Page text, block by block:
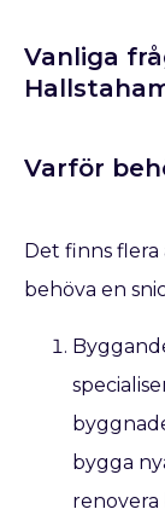
Vanliga
Varför
Det finns
behöva en
bygga